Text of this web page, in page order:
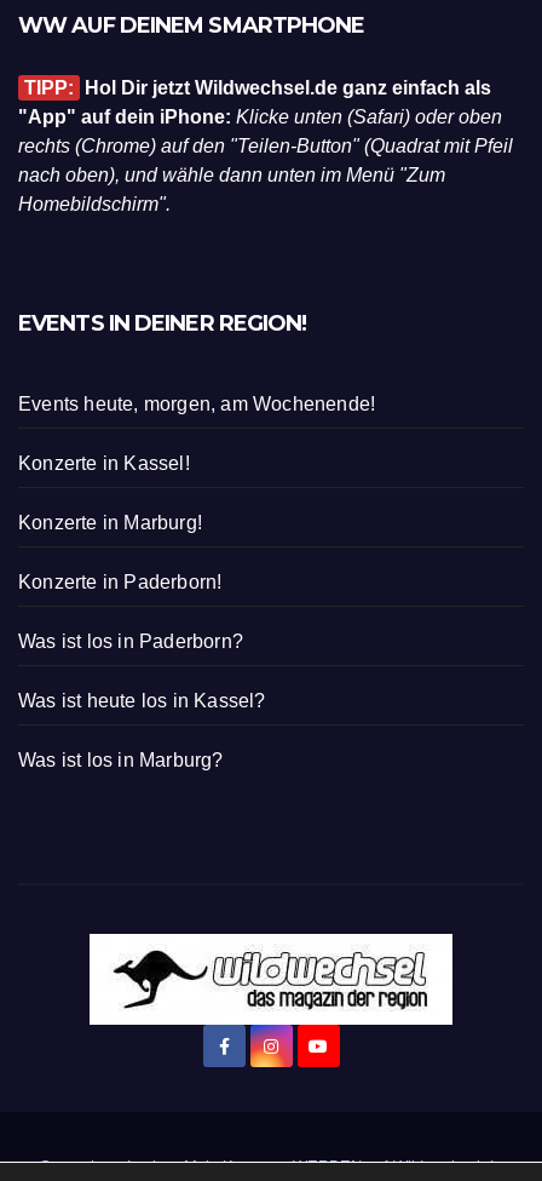
WW AUF DEINEM SMARTPHONE
TIPP:
Hol Dir jetzt Wildwechsel.de ganz einfach als
"App" auf dein iPhone: Klicke unten (Safari) oder oben
rechts (Chrome) auf den "Teilen-Button" (Quadrat mit Pfeil
nach oben), und wähle dann unten im Menü "Zum
Homebildschirm".
EVENTS IN DEINER REGION!
Events heute, morgen, am Wochenende!
Konzerte in Kassel!
Konzerte in Marburg!
Konzerte in Paderborn!
Was ist los in Paderborn?
Was ist heute los in Kassel?
Was ist los in Marburg?
Startseite Login Mein Konto · WERBEN auf Wildwechsel.de